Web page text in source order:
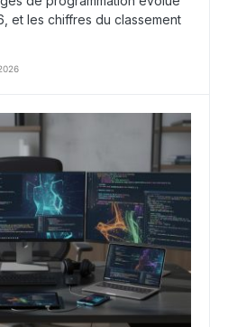
et les chiffres du classement